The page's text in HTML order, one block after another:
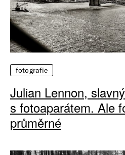
fotografie
Julian Lennon,
s fotoaparátem. Ale
průměrné